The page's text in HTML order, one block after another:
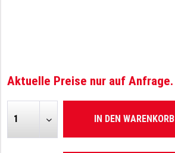
Aktuelle Preise nur auf Anfrage.
IN DEN WARENKORB